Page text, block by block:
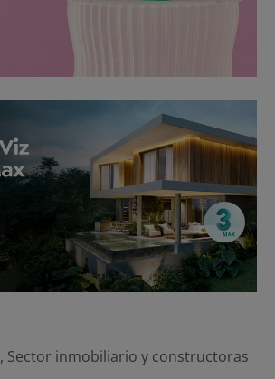
, Sector inmobiliario y constructoras